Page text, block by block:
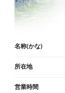
名称(かな)
所在地
営業時間